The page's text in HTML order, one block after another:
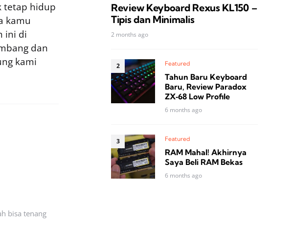
tetap hidup
kamu
ini di
dan
kami
bisa tenang
Review Keyboard Rexus KL150 –
Tipis dan Minimalis
2 months ago
Featured
Tahun Baru Keyboard
Baru, Review Paradox
ZX‑68 Low Profile
6 months ago
Featured
RAM Mahal! Akhirnya
Saya Beli RAM Bekas
6 months ago